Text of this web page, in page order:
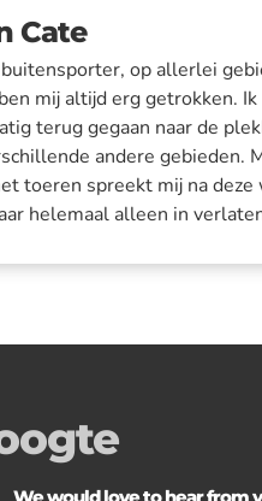
Cate
op allerlei
mij altijd erg getrokken.
terug gegaan naar de
andere gebieden.
toeren spreekt mij na
helemaal alleen in